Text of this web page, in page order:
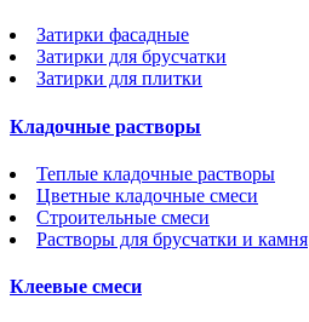
Затирки фасадные
Затирки для брусчатки
Затирки для плитки
Кладочные растворы
Теплые кладочные растворы
Цветные кладочные смеси
Строительные смеси
Растворы для брусчатки и камня
Клеевые смеси